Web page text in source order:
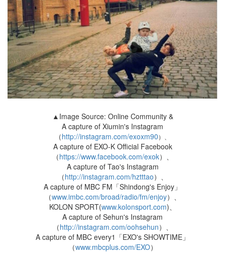
▲Image Source: Online Community &
A capture of Xiumin's Instagram
（http://instagram.com/exoxm90）、
A capture of EXO-K Official Facebook
（https://www.facebook.com/exok）、
A capture of Tao's Instagram
（http://instagram.com/hztttao）、
A capture of MBC FM「Shindong's Enjoy」
（www.imbc.com/broad/radio/fm/enjoy）、
KOLON SPORT(www.kolonsport.com)、
A capture of Sehun's Instagram
（http://instagram.com/oohsehun）、
A capture of MBC every1「EXO's SHOWTIME」
（www.mbcplus.com/EXO）